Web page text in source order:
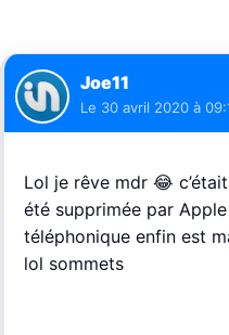
Joe11
Le 30 avril 2020 à
Lol je rêve mdr 😂
été supprimée par
téléphonique enfin est
lol sommets